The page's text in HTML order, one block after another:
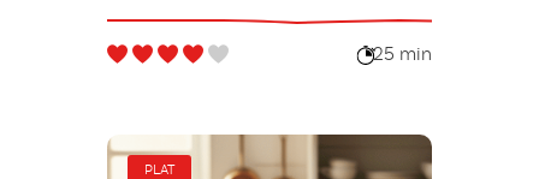
25 min
PLAT